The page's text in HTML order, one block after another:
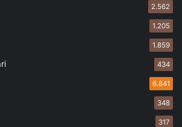
2.562
1.205
1.859
434
6.841
348
317